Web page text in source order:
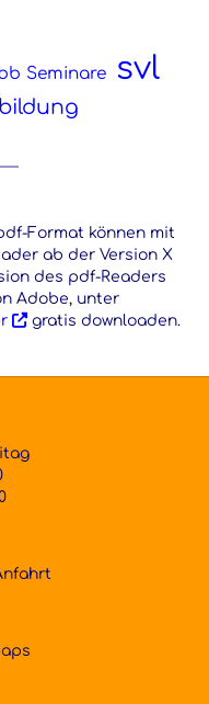
Seminare svl
Format können mit
ab der Version X
des pdf-Readers
Adobe, unter
gratis downloaden.